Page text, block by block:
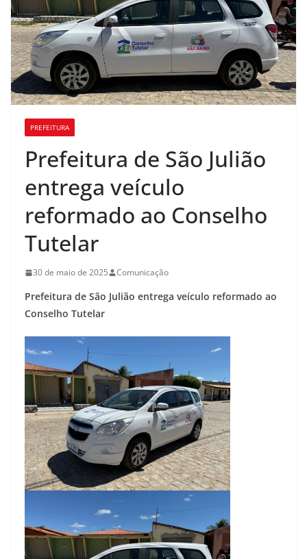
PREFEITURA
Prefeitura de São Julião
entrega veículo
reformado ao Conselho
Tutelar
30 de maio de 2025 Comunicação
Prefeitura de São Julião entrega veículo reformado ao
Conselho Tutelar